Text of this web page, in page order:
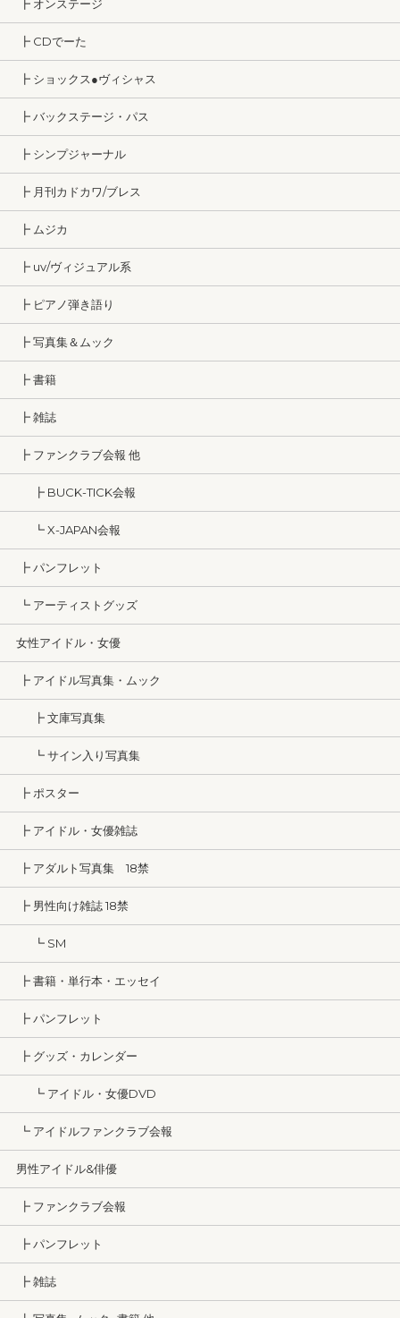
┣ オンステージ
┣ CDでーた
┣ ショックス●ヴィシャス
┣ バックステージ・パス
┣ シンプジャーナル
┣ 月刊カドカワ/ブレス
┣ ムジカ
┣ uv/ヴィジュアル系
┣ ピアノ弾き語り
┣ 写真集＆ムック
┣ 書籍
┣ 雑誌
┣ ファンクラブ会報 他
┣ BUCK-TICK会報
┗ X-JAPAN会報
┣ パンフレット
┗ アーティストグッズ
女性アイドル・女優
┣ アイドル写真集・ムック
┣ 文庫写真集
┗ サイン入り写真集
┣ ポスター
┣ アイドル・女優雑誌
┣ アダルト写真集 18禁
┣ 男性向け雑誌 18禁
┗ SM
┣ 書籍・単行本・エッセイ
┣ パンフレット
┣ グッズ・カレンダー
┗ アイドル・女優DVD
┗ アイドルファンクラブ会報
男性アイドル&俳優
┣ ファンクラブ会報
┣ パンフレット
┣ 雑誌